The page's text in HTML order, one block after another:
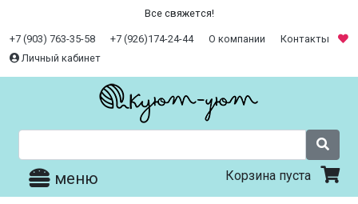
Все свяжется!
+7 (903) 763-35-58 +7 (926)174-24-44 О компании
Контакты
Личный кабинет
меню Корзина пуста